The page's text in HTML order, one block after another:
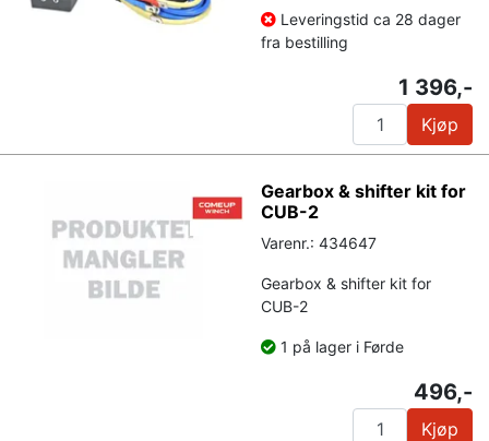
Leveringstid ca 28 dager
fra bestilling
1 396,-
Kjøp
Gearbox & shifter kit for
CUB-2
Varenr.: 434647
Gearbox & shifter kit for
CUB-2
1 på lager i Førde
496,-
Kjøp